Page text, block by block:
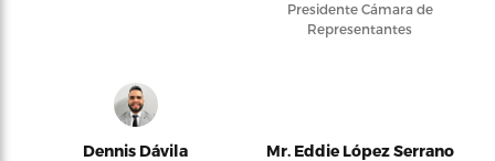
Presidente Cámara de
Representantes
Dennis Dávila Mr. Eddie López Serrano